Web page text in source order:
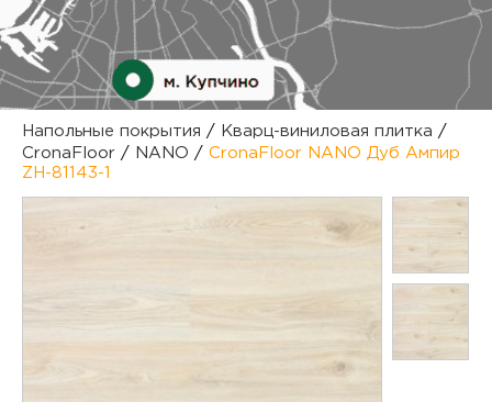
Напольные покрытия / Кварц-виниловая плитка /
CronaFloor / NANO / CronaFloor NANO Дуб Ампир
ZH-81143-1